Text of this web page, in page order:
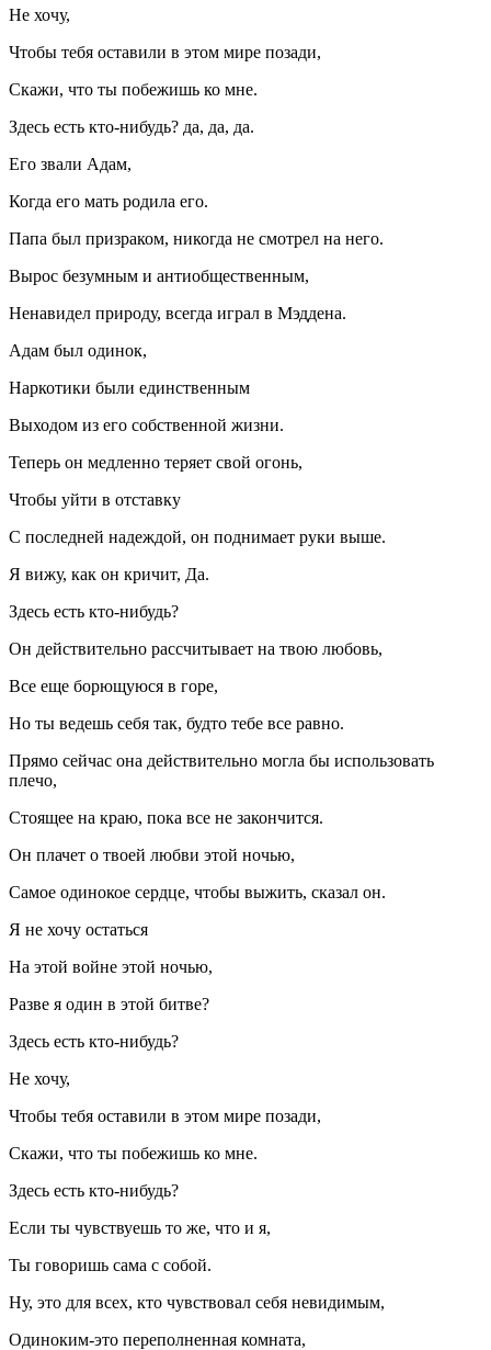
Не хочу,
Чтобы тебя оставили в этом мире позади,
Скажи, что ты побежишь ко мне.
Здесь есть кто-нибудь? да, да, да.
Его звали Адам,
Когда его мать родила его.
Папа был призраком, никогда не смотрел на него.
Вырос безумным и антиобщественным,
Ненавидел природу, всегда играл в Мэддена.
Адам был одинок,
Наркотики были единственным
Выходом из его собственной жизни.
Теперь он медленно теряет свой огонь,
Чтобы уйти в отставку
С последней надеждой, он поднимает руки выше.
Я вижу, как он кричит, Да.
Здесь есть кто-нибудь?
Он действительно рассчитывает на твою любовь,
Все еще борющуюся в горе,
Но ты ведешь себя так, будто тебе все равно.
Прямо сейчас она действительно могла бы использовать
плечо,
Стоящее на краю, пока все не закончится.
Он плачет о твоей любви этой ночью,
Самое одинокое сердце, чтобы выжить, сказал он.
Я не хочу остаться
На этой войне этой ночью,
Разве я один в этой битве?
Здесь есть кто-нибудь?
Не хочу,
Чтобы тебя оставили в этом мире позади,
Скажи, что ты побежишь ко мне.
Здесь есть кто-нибудь?
Если ты чувствуешь то же, что и я,
Ты говоришь сама с собой.
Ну, это для всех, кто чувствовал себя невидимым,
Одиноким-это переполненная комната,